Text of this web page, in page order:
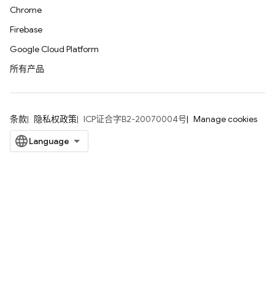
Chrome
Firebase
Google Cloud Platform
所有产品
条款 隐私权政策 ICP证合字B2-20070004号 Manage cookies